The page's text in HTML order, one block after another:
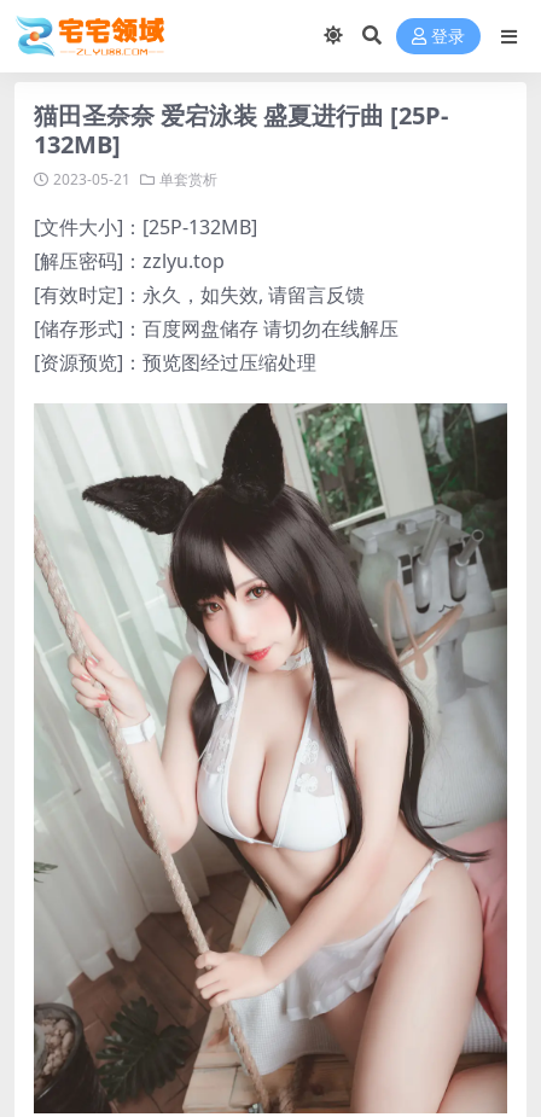
登录
猫田圣奈奈 爱宕泳装 盛夏进行曲 [25P-
132MB]
2023-05-21 单套赏析
[文件大小]：[25P-132MB]
[解压密码]：zzlyu.top
[有效时定]：永久，如失效, 请留言反馈
[储存形式]：百度网盘储存 请切勿在线解压
[资源预览]：预览图经过压缩处理